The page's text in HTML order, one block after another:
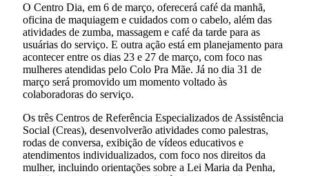
O Centro Dia, em 6 de março, oferecerá café da manhã,
oficina de maquiagem e cuidados com o cabelo, além das
atividades de zumba, massagem e café da tarde para as
usuárias do serviço. E outra ação está em planejamento para
acontecer entre os dias 23 e 27 de março, com foco nas
mulheres atendidas pelo Colo Pra Mãe. Já no dia 31 de
março será promovido um momento voltado às
colaboradoras do serviço.
Os três Centros de Referência Especializados de Assistência
Social (Creas), desenvolverão atividades como palestras,
rodas de conversa, exibição de vídeos educativos e
atendimentos individualizados, com foco nos direitos da
mulher, incluindo orientações sobre a Lei Maria da Penha,